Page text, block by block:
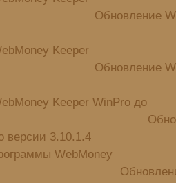
Обновление
Обновление
версии 3.10.1.4